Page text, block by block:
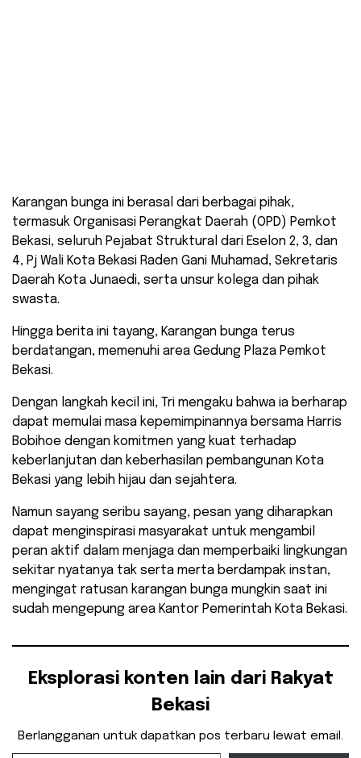
Karangan bunga ini berasal dari berbagai pihak,
termasuk Organisasi Perangkat Daerah (OPD) Pemkot
Bekasi, seluruh Pejabat Struktural dari Eselon 2, 3, dan
4, Pj Wali Kota Bekasi Raden Gani Muhamad, Sekretaris
Daerah Kota Junaedi, serta unsur kolega dan pihak
swasta.
Hingga berita ini tayang, Karangan bunga terus
berdatangan, memenuhi area Gedung Plaza Pemkot
Bekasi.
Dengan langkah kecil ini, Tri mengaku bahwa ia berharap
dapat memulai masa kepemimpinannya bersama Harris
Bobihoe dengan komitmen yang kuat terhadap
keberlanjutan dan keberhasilan pembangunan Kota
Bekasi yang lebih hijau dan sejahtera.
Namun sayang seribu sayang, pesan yang diharapkan
dapat menginspirasi masyarakat untuk mengambil
peran aktif dalam menjaga dan memperbaiki lingkungan
sekitar nyatanya tak serta merta berdampak instan,
mengingat ratusan karangan bunga mungkin saat ini
sudah mengepung area Kantor Pemerintah Kota Bekasi.
Eksplorasi konten lain dari Rakyat
Bekasi
Berlangganan untuk dapatkan pos terbaru lewat email.
Ketikkan email Anda...